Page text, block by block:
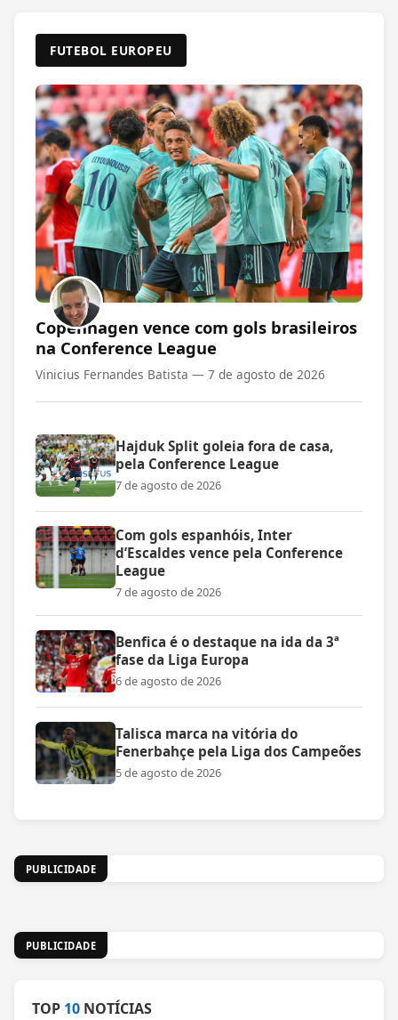
FUTEBOL EUROPEU
Copenhagen vence com gols brasileiros
na Conference League
Vinicius Fernandes Batista — 7 de agosto de 2026
Hajduk Split goleia fora de casa,
pela Conference League
7 de agosto de 2026
Com gols espanhóis, Inter
d’Escaldes vence pela Conference
League
7 de agosto de 2026
Benfica é o destaque na ida da 3ª
fase da Liga Europa
6 de agosto de 2026
Talisca marca na vitória do
Fenerbahçe pela Liga dos Campeões
5 de agosto de 2026
PUBLICIDADE
PUBLICIDADE
TOP 10 NOTÍCIAS